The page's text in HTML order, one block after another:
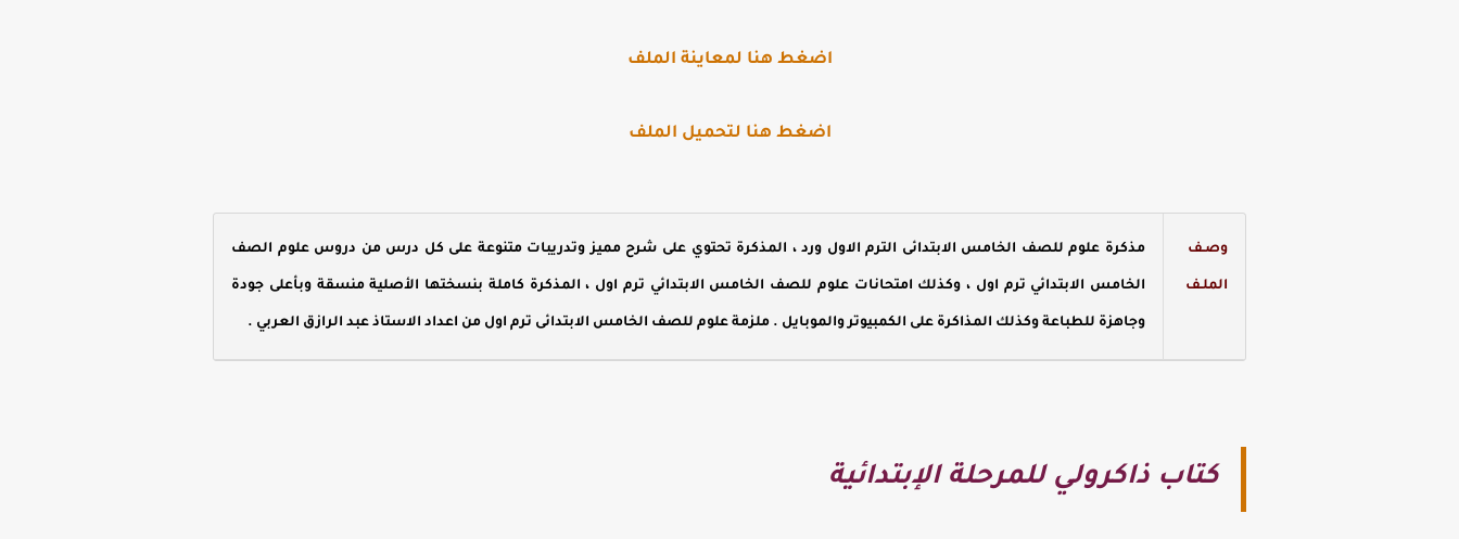
اضغط هنا لمعاينة الملف
اضغط هنا لتحميل الملف
وصـف
الملـف
مذكرة علوم للصف الخامس الابتدائى الترم الاول ورد ، المذكرة تحتوي على شرح مميز وتدريبات متنوعة على كل درس من دروس علوم الصف
الخامس الابتدائي ترم اول ، وكذلك امتحانات علوم للصف الخامس الابتدائي ترم اول ، المذكرة كاملة بنسختها الأصلية منسقة وبأعلى جودة
وجاهزة للطباعة وكذلك المذاكرة على الكمبيوتر والموبايل . ملزمة علوم للصف الخامس الابتدائى ترم اول من اعداد الاستاذ عبد الرازق العربي .
كتاب ذاكرولي للمرحلة الإبتدائية